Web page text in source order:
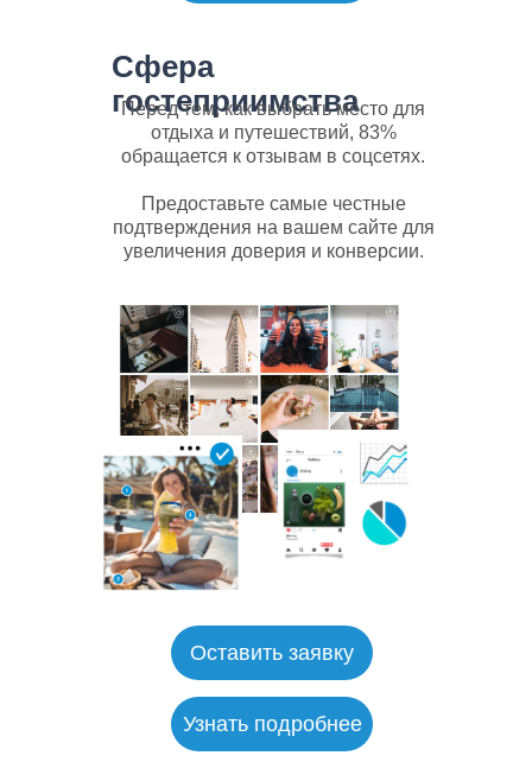
Сфера
гостеприимства
Перед тем, как выбрать место для
отдыха и путешествий, 83%
обращается к отзывам в соцсетях.
Предоставьте самые честные
подтверждения на вашем сайте для
увеличения доверия и конверсии.
Оставить заявку
Узнать подробнее